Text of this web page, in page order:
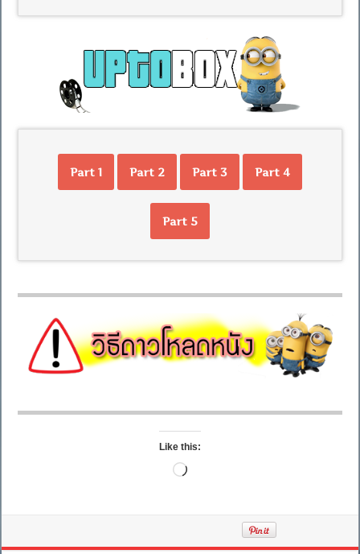
Part 1 Part 2 Part 3 Part 4
Part 5
Like this:
Loading…